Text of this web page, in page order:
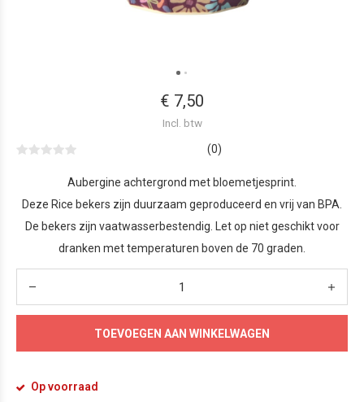
€ 7,50
Incl. btw
(0)
Aubergine achtergrond met bloemetjesprint.
Deze Rice bekers zijn duurzaam geproduceerd en vrij van BPA.
De bekers zijn vaatwasserbestendig. Let op niet geschikt voor
dranken met temperaturen boven de 70 graden.
TOEVOEGEN AAN WINKELWAGEN
Op voorraad